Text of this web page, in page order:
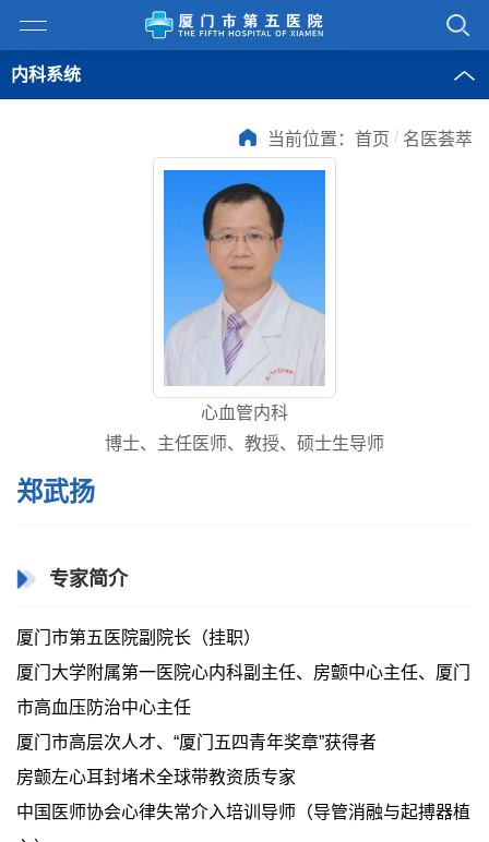
内科系统
当前位置： 首页 / 名医荟萃
心血管内科
博士、主任医师、教授、硕士生导师
郑武扬
专家简介
厦门市第五医院副院长（挂职）
厦门大学附属第一医院心内科副主任、房颤中心主任、厦门
市高血压防治中心主任
厦门市高层次人才、 “厦门五四青年奖章”获得者
房颤左心耳封堵术全球带教资质专家
中国医师协会心律失常介入培训导师（导管消融与起搏器植